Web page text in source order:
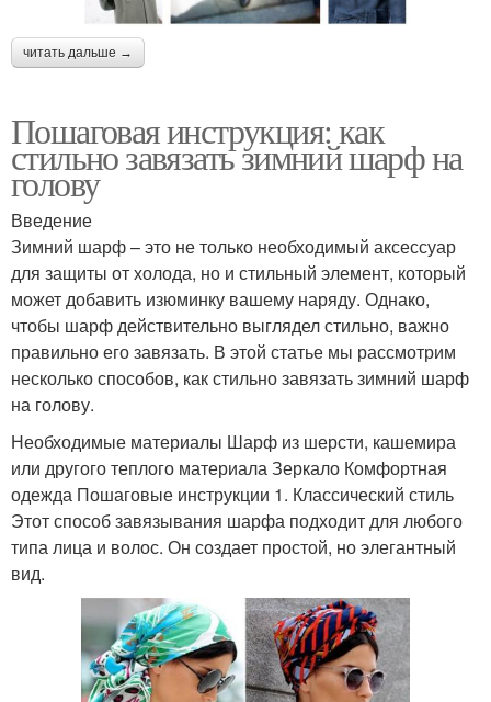
читать дальше →
Пошаговая инструкция: как
стильно завязать зимний шарф на
голову
Введение
Зимний шарф – это не только необходимый аксессуар
для защиты от холода, но и стильный элемент, который
может добавить изюминку вашему наряду. Однако,
чтобы шарф действительно выглядел стильно, важно
правильно его завязать. В этой статье мы рассмотрим
несколько способов, как стильно завязать зимний шарф
на голову.
Необходимые материалы Шарф из шерсти, кашемира
или другого теплого материала Зеркало Комфортная
одежда Пошаговые инструкции 1. Классический стиль
Этот способ завязывания шарфа подходит для любого
типа лица и волос. Он создает простой, но элегантный
вид.